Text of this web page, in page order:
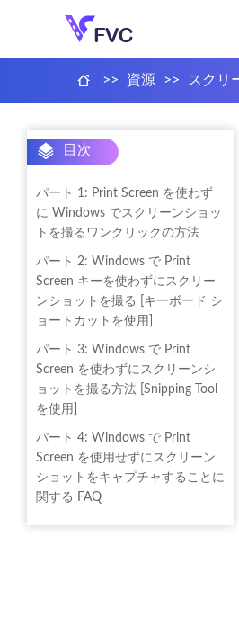
>> 資源 >> スクリ
目次
パート 1: Print Screen を使わず
に Windows でスクリーンショッ
トを撮るワンクリックの方法
パート 2: Windows で Print
Screen キーを使わずにスクリー
ンショットを撮る [キーボード シ
ョートカットを使用]
パート 3: Windows で Print
Screen を使わずにスクリーンシ
ョットを撮る方法 [Snipping Tool
を使用]
パート 4: Windows で Print
Screen を使用せずにスクリーン
ショットをキャプチャすることに
関する FAQ